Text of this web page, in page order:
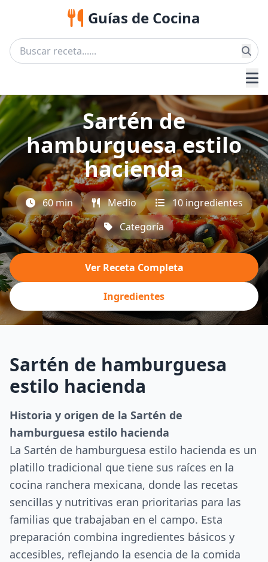
Guías de Cocina
Sartén de
hamburguesa estilo
hacienda
60 min Medio
10 ingredientes
Categoría
Ver Receta Completa
Ingredientes
Sartén de hamburguesa
estilo hacienda
Historia y origen de la Sartén de
hamburguesa estilo hacienda
La Sartén de hamburguesa estilo hacienda es un
platillo tradicional que tiene sus raíces en la
cocina ranchera mexicana, donde las recetas
sencillas y nutritivas eran prioritarias para las
familias que trabajaban en el campo. Esta
preparación combina ingredientes básicos y
accesibles, reflejando la esencia de la comida